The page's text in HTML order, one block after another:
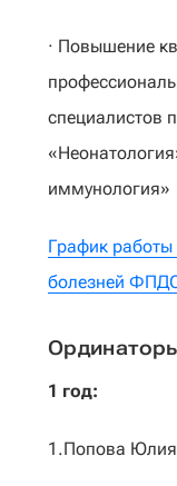
· Повышение
специалистов
иммунология»
График работы
болезней
1 год:
1.Попова Юлия